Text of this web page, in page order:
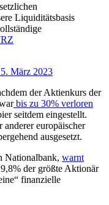
Liquiditätsbasis
März 2023
der Aktienkurs der
bis zu 30% verloren
seitdem eingestellt.
europäischer
ausgesetzt.
Nationalbank, warnt
der größte Aktionär
finanzielle